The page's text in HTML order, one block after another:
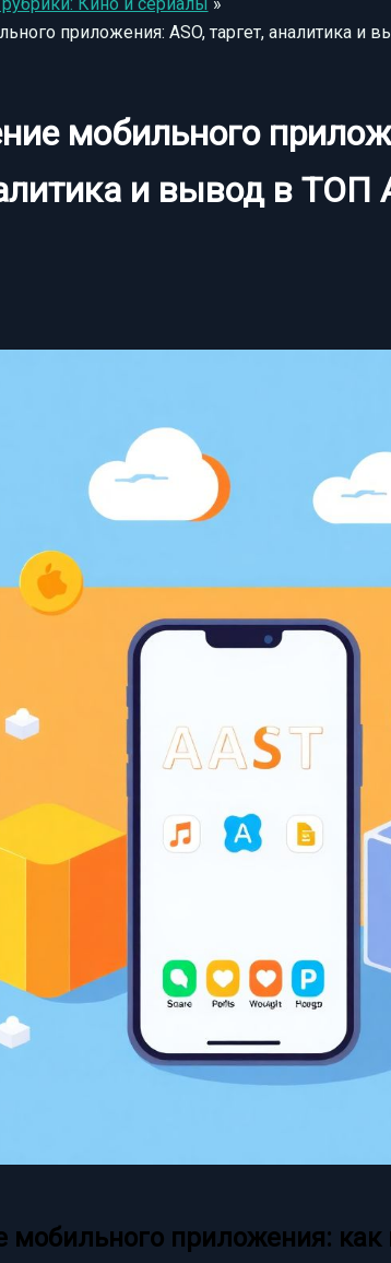
приложения: ASO, таргет, аналитика и
мобильного
и вывод в ТОП
приложения: как